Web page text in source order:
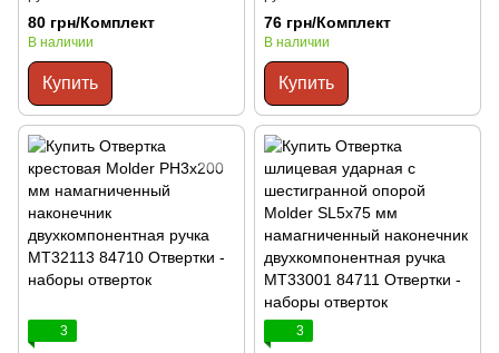
80 грн/Комплект
В наличии
Купить
76 грн/Комплект
В наличии
Купить
3 3